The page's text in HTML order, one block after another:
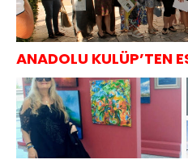
ANADOLU KULÜP’TEN